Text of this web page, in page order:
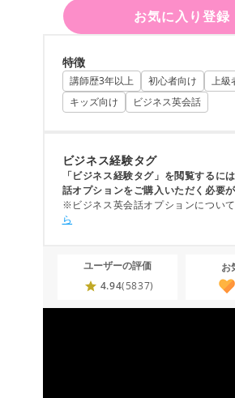
お気に入り登録
特徴
講師歴3年以上 初心者向け
上級
キッズ向け
ビジネス英会話
ビジネス経験タグ
「ビジネス経験タグ」を閲覧するに
話オプションをご購入いただく必要が
※ビジネス英会話オプションについ
ら
ユーザーの評価
4.94(5837)
お